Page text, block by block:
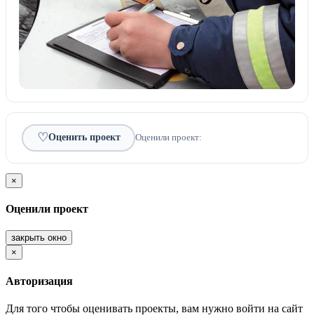
♡Оценить проект Оценили проект:
×
Оценили проект
закрыть окно
×
Авторизация
Для того чтобы оценивать проекты, вам нужно войти на сайт